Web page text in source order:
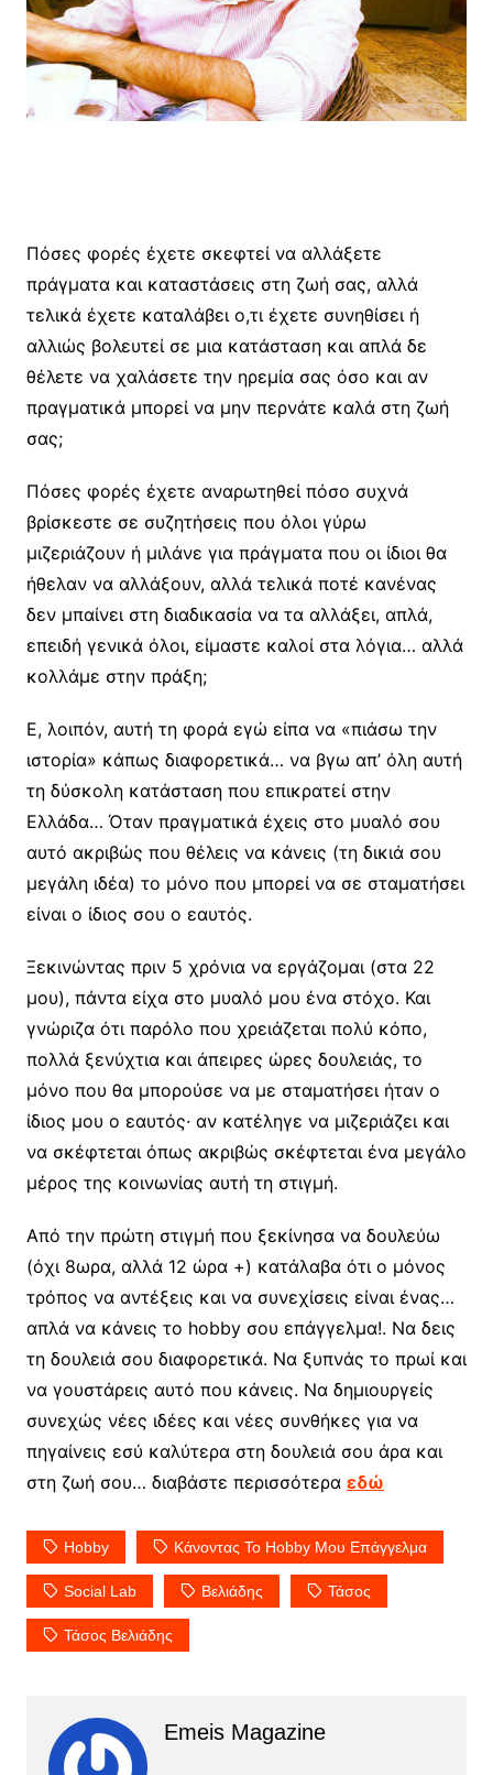
Πόσες φορές έχετε σκεφτεί να αλλάξετε
πράγματα και καταστάσεις στη ζωή σας, αλλά
τελικά έχετε καταλάβει ο,τι έχετε συνηθίσει ή
αλλιώς βολευτεί σε μια κατάσταση και απλά δε
θέλετε να χαλάσετε την ηρεμία σας όσο και αν
πραγματικά μπορεί να μην περνάτε καλά στη ζωή
σας;
Πόσες φορές έχετε αναρωτηθεί πόσο συχνά
βρίσκεστε σε συζητήσεις που όλοι γύρω
μιζεριάζουν ή μιλάνε για πράγματα που οι ίδιοι θα
ήθελαν να αλλάξουν, αλλά τελικά ποτέ κανένας
δεν μπαίνει στη διαδικασία να τα αλλάξει, απλά,
επειδή γενικά όλοι, είμαστε καλοί στα λόγια… αλλά
κολλάμε στην πράξη;
Ε, λοιπόν, αυτή τη φορά εγώ είπα να «πιάσω την
ιστορία» κάπως διαφορετικά… να βγω απ’ όλη αυτή
τη δύσκολη κατάσταση που επικρατεί στην
Ελλάδα… Όταν πραγματικά έχεις στο μυαλό σου
αυτό ακριβώς που θέλεις να κάνεις (τη δικιά σου
μεγάλη ιδέα) το μόνο που μπορεί να σε σταματήσει
είναι ο ίδιος σου ο εαυτός.
Ξεκινώντας πριν 5 χρόνια να εργάζομαι (στα 22
μου), πάντα είχα στο μυαλό μου ένα στόχο. Και
γνώριζα ότι παρόλο που χρειάζεται πολύ κόπο,
πολλά ξενύχτια και άπειρες ώρες δουλειάς, το
μόνο που θα μπορούσε να με σταματήσει ήταν ο
ίδιος μου ο εαυτός· αν κατέληγε να μιζεριάζει και
να σκέφτεται όπως ακριβώς σκέφτεται ένα μεγάλο
μέρος της κοινωνίας αυτή τη στιγμή.
Από την πρώτη στιγμή που ξεκίνησα να δουλεύω
(όχι 8ωρα, αλλά 12 ώρα +) κατάλαβα ότι ο μόνος
τρόπος να αντέξεις και να συνεχίσεις είναι ένας…
απλά να κάνεις το hobby σου επάγγελμα!. Να δεις
τη δουλειά σου διαφορετικά. Να ξυπνάς το πρωί και
να γουστάρεις αυτό που κάνεις. Να δημιουργείς
συνεχώς νέες ιδέες και νέες συνθήκες για να
πηγαίνεις εσύ καλύτερα στη δουλειά σου άρα και
στη ζωή σου… διαβάστε περισσότερα εδώ
Hobby Kάνοντας Το Hobby Μου Επάγγελμα
Social Lab Βελιάδης Τάσος
Τάσος Βελιάδης
Emeis Magazine